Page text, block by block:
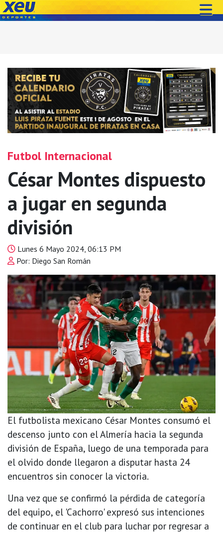
Futbol Internacional
César Montes dispuesto
a jugar en segunda
división
Lunes 6 Mayo 2024, 06:13 PM
Por: Diego San Román
El futbolista mexicano César Montes consumó el
descenso junto con el Almería hacia la segunda
división de España, luego de una temporada para
el olvido donde llegaron a disputar hasta 24
encuentros sin conocer la victoria.
Una vez que se confirmó la pérdida de categoría
del equipo, el 'Cachorro' expresó sus intenciones
de continuar en el club para luchar por regresar a